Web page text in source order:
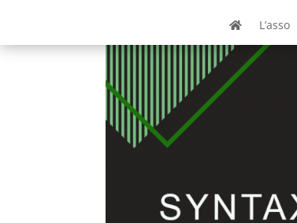
L’asso